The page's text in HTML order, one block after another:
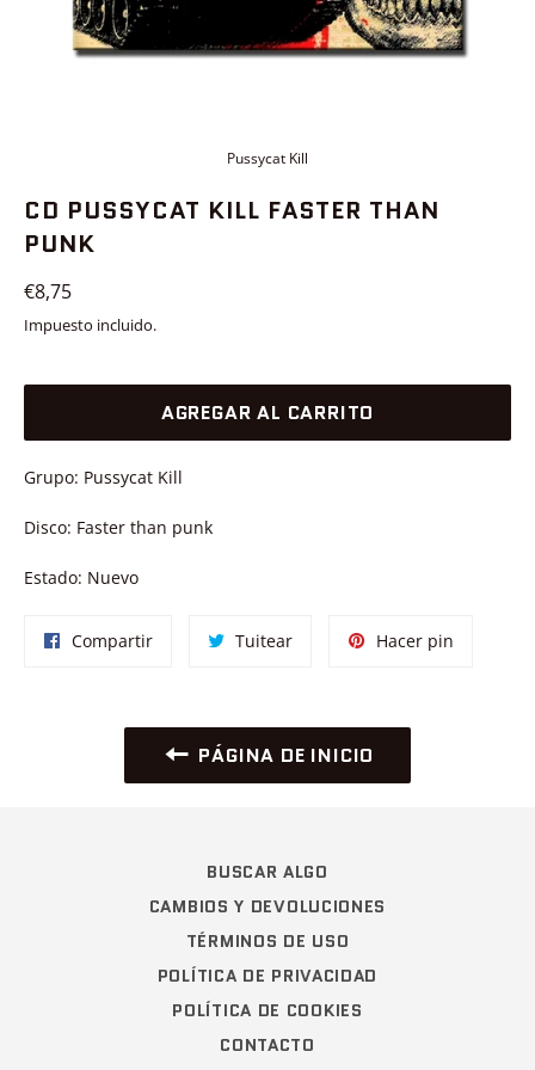
Pussycat Kill
CD PUSSYCAT KILL FASTER THAN
PUNK
Precio
habitual
€8,75
Impuesto incluido.
AGREGAR AL CARRITO
Grupo: Pussycat Kill
Disco: Faster than punk
Estado: Nuevo
CompartirCompartir TuitearTuitear
Hacer pin
PÁGINA DE INICIO
BUSCAR ALGO
CAMBIOS Y DEVOLUCIONES
TÉRMINOS DE USO
POLÍTICA DE PRIVACIDAD
POLÍTICA DE COOKIES
CONTACTO